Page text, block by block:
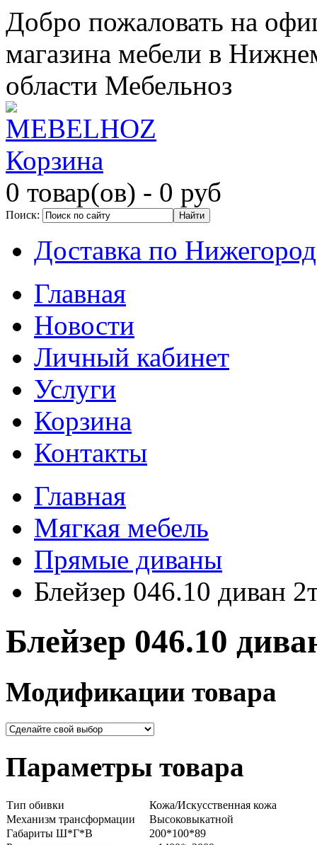
Добро пожаловать на
магазина мебели в
области Мебельноз
Корзина
0 товар(ов) - 0 руб
Поиск:
Доставка по
Главная
Новости
Личный кабинет
Услуги
Корзина
Контакты
Главная
Мягкая мебель
Прямые диваны
Блейзер 046.10 диван
Блейзер 046.10
Модификации товара
Параметры товара
Тип обивки
Кожа/Искусственная кожа
Механизм трансформации
Высоковыкатной
Габариты Ш*Г*В
200*100*89